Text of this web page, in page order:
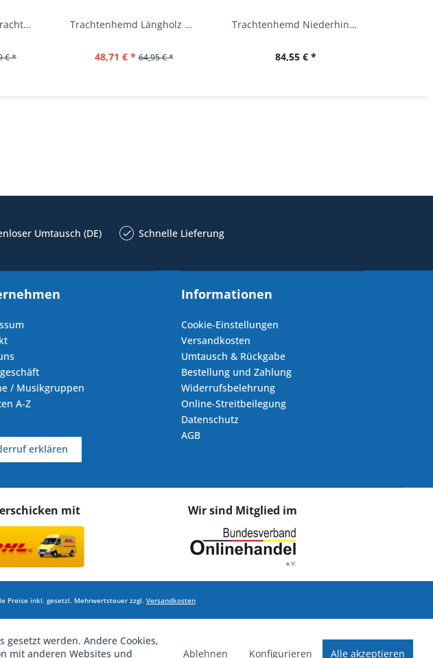
B-Ware / 2. Wahl - Trachtenjacke oliv Andreas...
€ *
Trachtenhemd Längholz Rot Karo Langarm Krüger
48,71 € * 64,95 € *
Trachtenhemd Niederhinkofen weiß Biesen Langarm...
84,55 € *
Umtausch (DE) Schnelle Lieferung
/ Musikgruppen
A-Z
erklären
Informationen
Cookie-Einstellungen
Versandkosten
Umtausch & Rückgabe
Bestellung und Zahlung
Widerrufsbelehrung
Online-Streitbeilegung
Datenschutz
AGB
mit Wir sind Mitglied im
inkl. gesetzl. Mehrwertsteuer zzgl. Versandkosten
werden. Andere Cookies,
mit anderen Websites und
Ablehnen Konfigurieren Alle akzeptieren